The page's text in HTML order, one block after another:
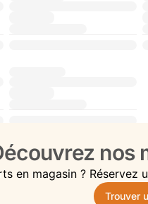
nos
en magasin ?
Trouver